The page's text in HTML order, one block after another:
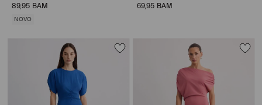
89,95 BAM
NOVO
69,95 BAM